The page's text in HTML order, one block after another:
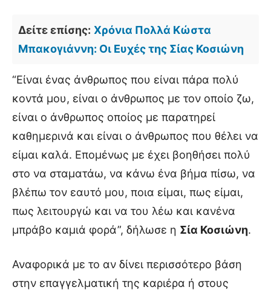
Δείτε επίσης: Χρόνια Πολλά Κώστα
Μπακογιάννη: Οι Ευχές της Σίας Κοσιώνη
“Είναι ένας άνθρωπος που είναι πάρα πολύ
κοντά μου, είναι ο άνθρωπος με τον οποίο ζω,
είναι ο άνθρωπος οποίος με παρατηρεί
καθημερινά και είναι ο άνθρωπος που θέλει να
είμαι καλά. Επομένως με έχει βοηθήσει πολύ
στο να σταματάω, να κάνω ένα βήμα πίσω, να
βλέπω τον εαυτό μου, ποια είμαι, πως είμαι,
πως λειτουργώ και να του λέω και κανένα
μπράβο καμιά φορά”, δήλωσε η Σία Κοσιώνη.
Αναφορικά με το αν δίνει περισσότερο βάση
στην επαγγελματική της καριέρα ή στους